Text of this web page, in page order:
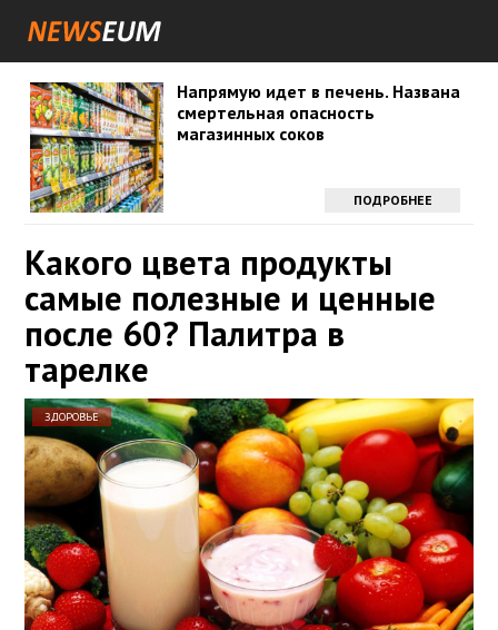
Напрямую идет в печень. Названа
смертельная опасность
магазинных соков
ПОДРОБНЕЕ
Какого цвета продукты
самые полезные и ценные
после 60? Палитра в
тарелке
ЗДОРОВЬЕ